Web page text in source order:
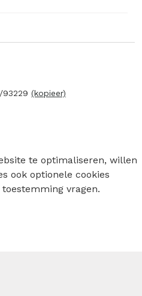
(kopieer)
te optimaliseren, willen
ook optionele cookies
vragen.